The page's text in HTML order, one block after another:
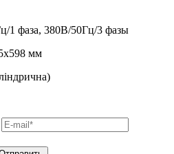
1 фаза, 380В/50Гц/3 фазы
мм